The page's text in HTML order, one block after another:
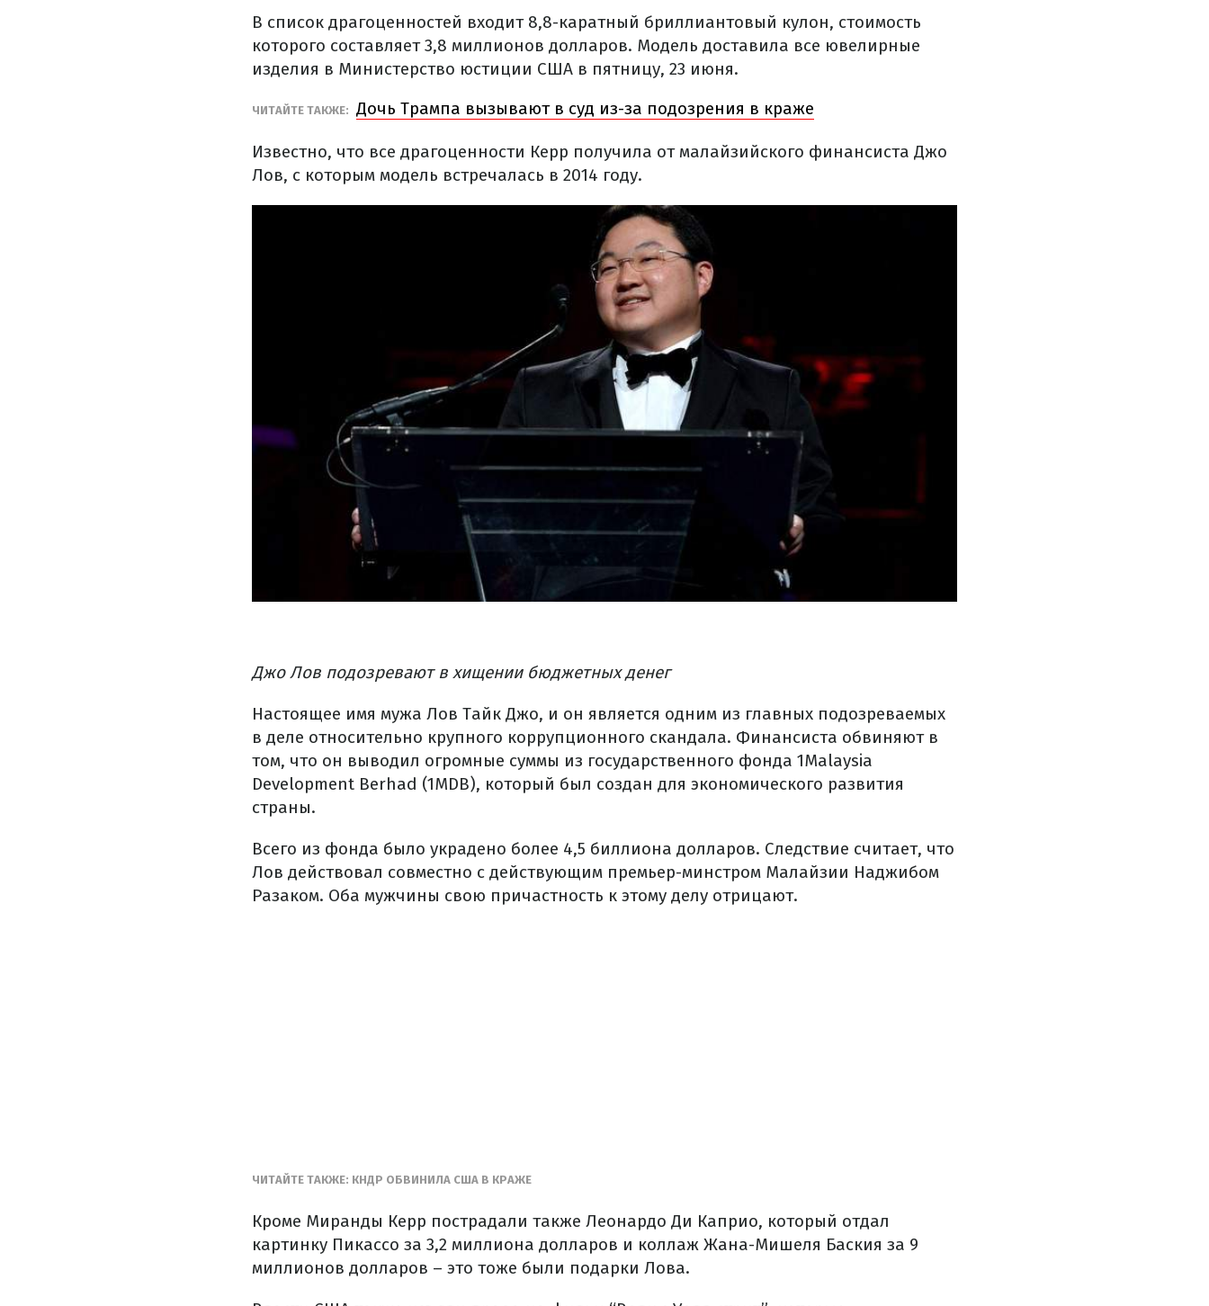
В список драгоценностей входит 8,8-каратный бриллиантовый кулон, стоимость
которого составляет 3,8 миллионов долларов. Модель доставила все ювелирные
изделия в Министерство юстиции США в пятницу, 23 июня.
ЧИТАЙТЕ ТАКЖЕ: Дочь Трампа вызывают в суд из-за подозрения в краже
Известно, что все драгоценности Керр получила от малайзийского финансиста Джо
Лов, с которым модель встречалась в 2014 году.
Джо Лов подозревают в хищении бюджетных денег
Настоящее имя мужа Лов Тайк Джо, и он является одним из главных подозреваемых
в деле относительно крупного коррупционного скандала. Финансиста обвиняют в
том, что он выводил огромные суммы из государственного фонда 1Malaysia
Development Berhad (1MDB), который был создан для экономического развития
страны.
Всего из фонда было украдено более 4,5 биллиона долларов. Следствие считает, что
Лов действовал совместно с действующим премьер-минстром Малайзии Наджибом
Разаком. Оба мужчины свою причастность к этому делу отрицают.
ЧИТАЙТЕ ТАКЖЕ: КНДР ОБВИНИЛА США В КРАЖЕ
Кроме Миранды Керр пострадали также Леонардо Ди Каприо, который отдал
картинку Пикассо за 3,2 миллиона долларов и коллаж Жана-Мишеля Баския за 9
миллионов долларов – это тоже были подарки Лова.